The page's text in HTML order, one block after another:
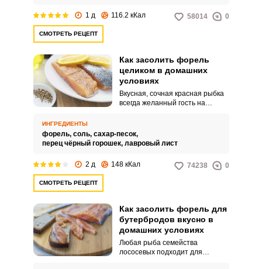
1 д 116.2 кКал 58014 0
СМОТРЕТЬ РЕЦЕПТ
Как засолить форель
целиком в домашних
условиях
Вкусная, сочная красная рыбка
всегда желанный гость на
подходит форель.
ИНГРЕДИЕНТЫ
форель, соль, сахар-песок,
перец чёрный горошек, лавровый лист
2 д 148 кКал 74238 0
СМОТРЕТЬ РЕЦЕПТ
Как засолить форель для
бутербродов вкусно в
домашних условиях
Любая рыба семейства
лососевых подходит для